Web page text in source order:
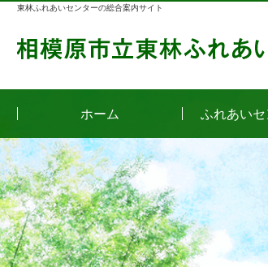
東林ふれあいセンターの総合案内サイト
ホーム ふれあい